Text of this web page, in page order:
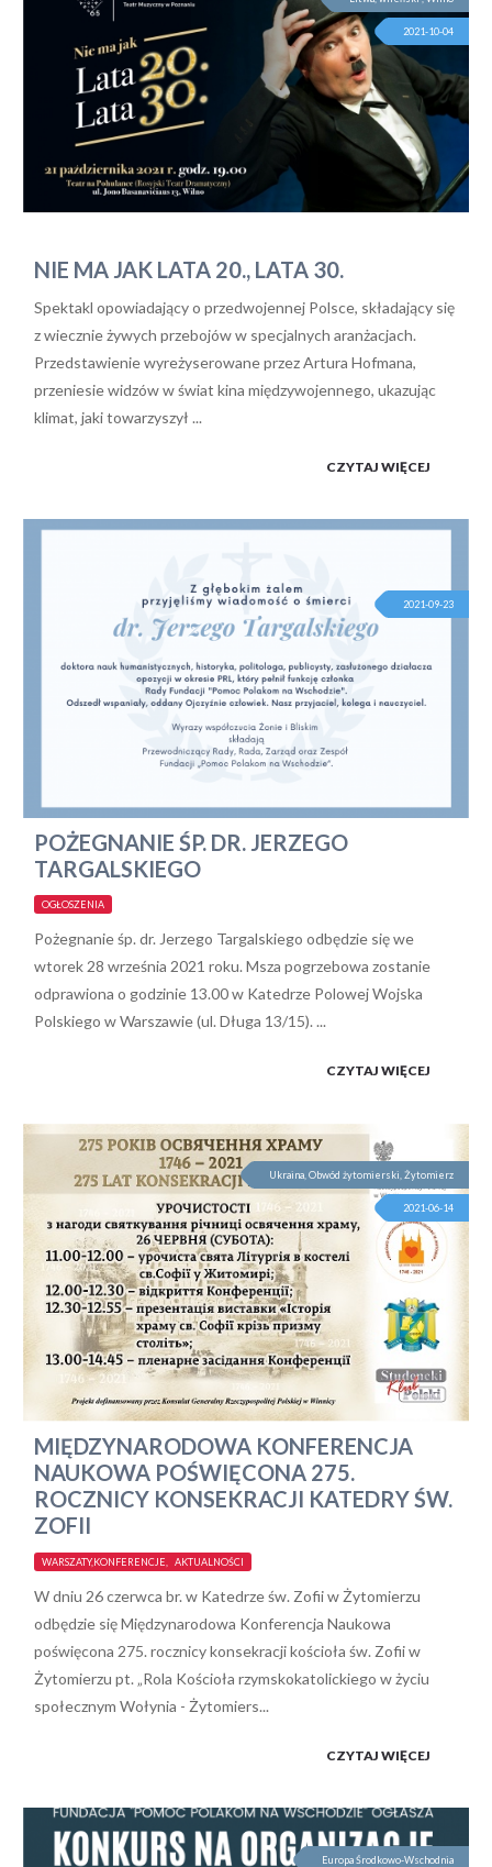
2021-10-04
NIE MA JAK LATA 20., LATA 30.
Spektakl opowiadający o przedwojennej Polsce, składający się
z wiecznie żywych przebojów w specjalnych aranżacjach.
Przedstawienie wyreżyserowane przez Artura Hofmana,
przeniesie widzów w świat kina międzywojennego, ukazując
klimat, jaki towarzyszył ...
CZYTAJ WIĘCEJ
2021-09-23
POŻEGNANIE ŚP. DR. JERZEGO
TARGALSKIEGO
OGŁOSZENIA
Pożegnanie śp. dr. Jerzego Targalskiego odbędzie się we
wtorek 28 września 2021 roku. Msza pogrzebowa zostanie
odprawiona o godzinie 13.00 w Katedrze Polowej Wojska
Polskiego w Warszawie (ul. Długa 13/15). ...
CZYTAJ WIĘCEJ
Ukraina, Obwód żytomierski, Żytomierz
2021-06-14
MIĘDZYNARODOWA KONFERENCJA
NAUKOWA POŚWIĘCONA 275.
ROCZNICY KONSEKRACJI KATEDRY ŚW.
ZOFII
WARSZATY,KONFERENCJE, AKTUALNOŚCI
W dniu 26 czerwca br. w Katedrze św. Zofii w Żytomierzu
odbędzie się Międzynarodowa Konferencja Naukowa
poświęcona 275. rocznicy konsekracji kościoła św. Zofii w
Żytomierzu pt. „Rola Kościoła rzymskokatolickiego w życiu
społecznym Wołynia - Żytomiers...
CZYTAJ WIĘCEJ
Europa Środkowo-Wschodnia